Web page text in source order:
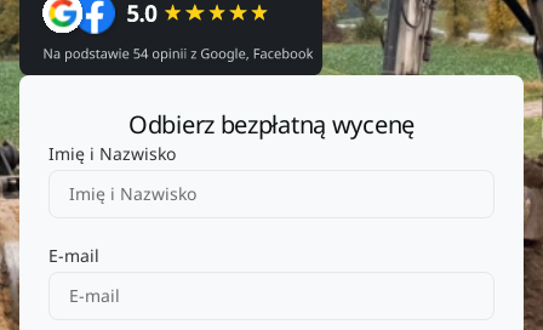
Odbierz bezpłatną wycenę
Imię i Nazwisko
E-mail